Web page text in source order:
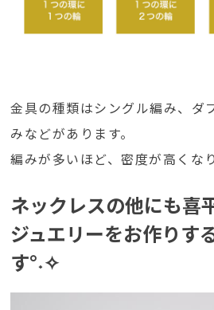
金具の種類はシングル編み、ダ
みなどがあります。
編みが多いほど、密度が高くな
ネックレスの他にも喜
ジュエリーをお作りす
す°˖✧